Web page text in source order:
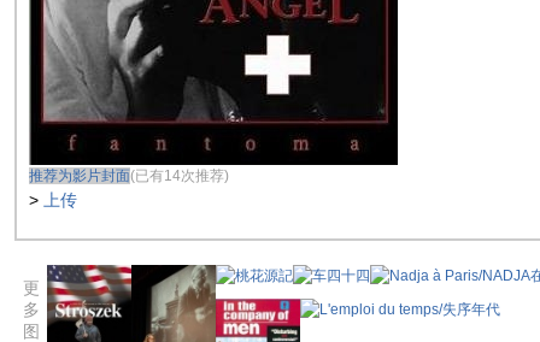
推荐为影片封面(已有14次推荐)
> 上传
更
多
图